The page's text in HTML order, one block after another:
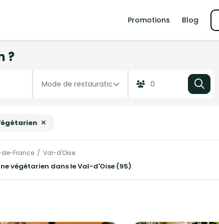
Promotions Blog
?
de-France Val-d'Oise
végétarien dans le Val-d'Oise (95)